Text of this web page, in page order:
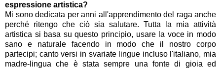
espressione artistica?
Mi sono dedicata per anni all'apprendimento del raga anche
perché ritengo che ciò sia salutare. Tutta la mia attività
artistica si basa su questo principio, usare la voce in modo
sano e naturale facendo in modo che il nostro corpo
partecipi; canto versi in svariate lingue incluso l'italiano, mia
madre-lingua che è stata sempre una fonte di gioia ed